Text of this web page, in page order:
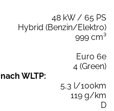
48 kW / 65 PS
Hybrid (Benzin/Elektro)
999 cm³
Euro 6e
4 (Green)
WLTP:
5,3 l/100km
119 g/km
D